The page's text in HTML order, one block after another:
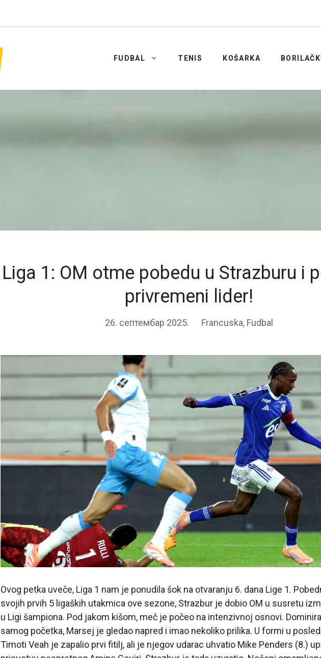
FUDBAL TENIS KOŠARKA
Liga 1: OM otme pobedu u Strazburu i
privremeni lider!
26. септембар 2025. Francuska, Fudbal
Ovog petka uveče, Liga 1 nam je ponudila šok na otvaranju 6. dana Lige 1.
svojih prvih 5 ligaških utakmica ove sezone, Strazbur je dobio OM u susretu
u Ligi šampiona. Pod jakom kišom, meč je počeo na intenzivnoj osnovi.
samog početka, Marsej je gledao napred i imao nekoliko prilika. U formi u
Timoti Veah je zapalio prvi fitilj, ali je njegov udarac uhvatio Mike Penders (8.)